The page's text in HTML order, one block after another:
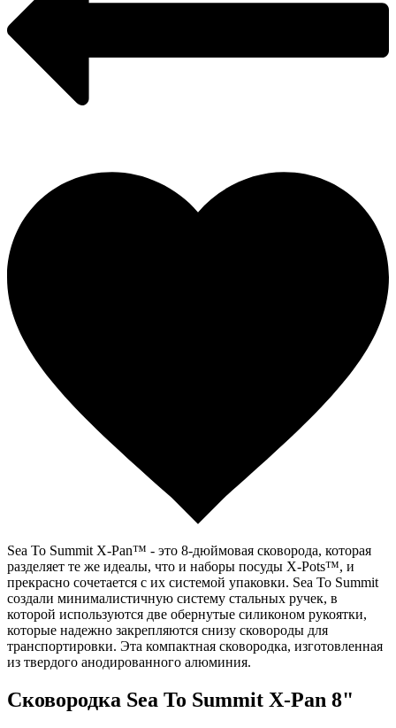
Sea To Summit X-Pan™ - это 8-дюймовая сковорода, которая
разделяет те же идеалы, что и наборы посуды X-Pots™, и
прекрасно сочетается с их системой упаковки. Sea To Summit
создали минималистичную систему стальных ручек, в
которой используются две обернутые силиконом рукоятки,
которые надежно закрепляются снизу сковороды для
транспортировки. Эта компактная сковородка, изготовленная
из твердого анодированного алюминия.
Сковородка Sea To Summit X-Pan 8"